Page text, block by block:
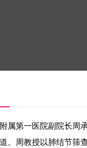
属第一医院副院长周
。周教授以肺结节筛